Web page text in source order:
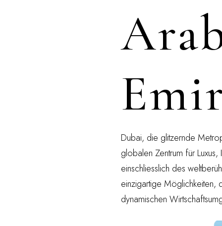
Dubai, die glitzernde
globalen Zentrum für
einschliesslich des
einzigartige Möglichkeiten,
dynamischen